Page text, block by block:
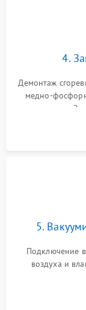
4.
Демонтаж
медно-
осушителя.
сломанных
5.
Подключение
воздуха и
электронным